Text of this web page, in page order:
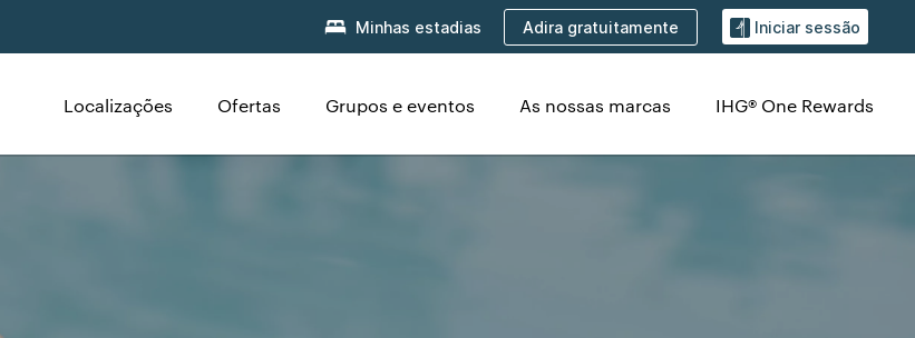
Minhas estadias Adira gratuitamente Iniciar sessão
Localizações Ofertas Grupos e eventos As nossas marcas IHG® One Rewards